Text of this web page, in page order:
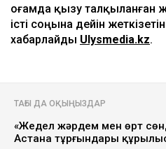
Қоғамда қызу талқыланған
істі соңына дейін
хабарлайды Ulysmedia.kz.
ТАҒЫ ДА ОҚЫҢЫЗДАР
«Жедел жәрдем мен өрт
Астана тұрғындары